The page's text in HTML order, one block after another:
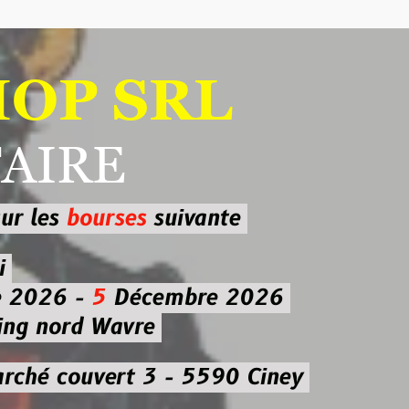
SRL
suivante
5Décembre 2026
Wavre
3 - 5590 Ciney